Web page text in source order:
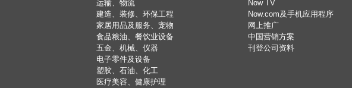
运输、物流
建造、装修、环保工程
家居用品及服务、宠物
食品粮油、餐饮业设备
五金、机械、仪器
电子零件及设备
塑胶、石油、化工
医疗美容、健康护理
Now TV
Now.com及手机应用程序
网上推广
中国营销方案
刊登公司资料